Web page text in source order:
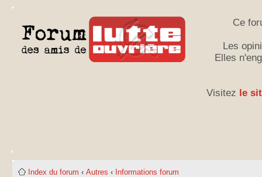
Ce
Les
Elles
Visitez le
Index du forum ‹ Autres ‹ Informations forum